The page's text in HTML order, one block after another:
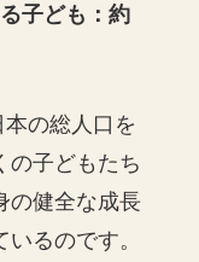
子ども：約
の総人口を
の子どもたち
の健全な成長
るのです。